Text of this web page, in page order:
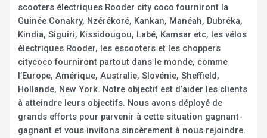
scooters électriques Rooder city coco fourniront la
Guinée Conakry, Nzérékoré, Kankan, Manéah, Dubréka,
Kindia, Siguiri, Kissidougou, Labé, Kamsar etc, les vélos
électriques Rooder, les escooters et les choppers
citycoco fourniront partout dans le monde, comme
l’Europe, Amérique, Australie, Slovénie, Sheffield,
Hollande, New York. Notre objectif est d’aider les clients
à atteindre leurs objectifs. Nous avons déployé de
grands efforts pour parvenir à cette situation gagnant-
gagnant et vous invitons sincèrement à nous rejoindre.